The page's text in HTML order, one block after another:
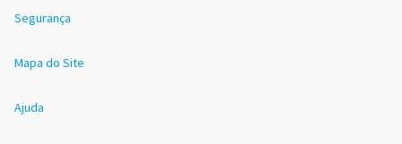
Segurança
Mapa do Site
Ajuda